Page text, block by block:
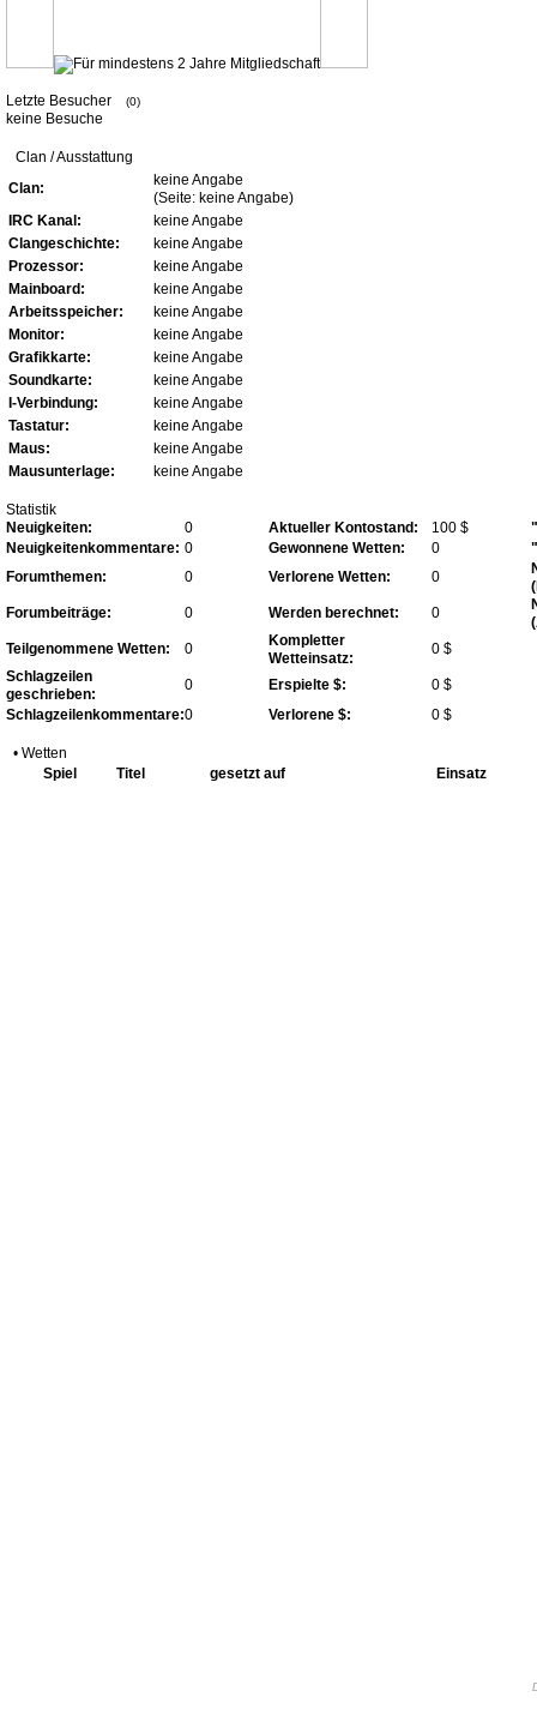
Letzte Besucher (0)
keine Besuche
Clan / Ausstattung
Clan:
keine Angabe
(Seite: keine Angabe)
IRC Kanal:
keine Angabe
Clangeschichte:
keine Angabe
Prozessor:
keine Angabe
Mainboard:
keine Angabe
Arbeitsspeicher:
keine Angabe
Monitor:
keine Angabe
Grafikkarte:
keine Angabe
Soundkarte:
keine Angabe
I-Verbindung:
keine Angabe
Tastatur:
keine Angabe
Maus:
keine Angabe
Mausunterlage:
keine Angabe
Statistik
Neuigkeiten:
0 Aktueller Kontostand: 100 $
Neuigkeitenkommentare: 0 Gewonnene Wetten: 0
Forumthemen:
0 Verlorene Wetten: 0
Forumbeiträge:
0 Werden berechnet: 0
Teilgenommene Wetten:
0
Kompletter
Wetteinsatz:
0 $
Schlagzeilen
geschrieben:
0 Erspielte $:
0 $
Schlagzeilenkommentare:0 Verlorene $: 0 $
• Wetten
Spiel
Titel gesetzt auf Einsatz